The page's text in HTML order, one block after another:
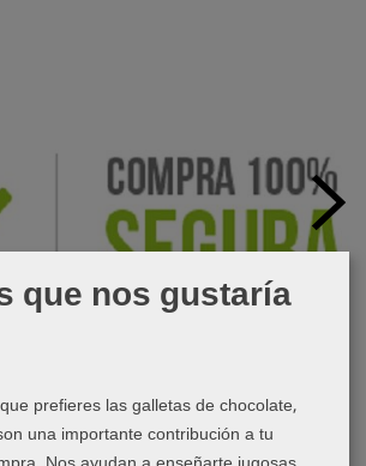
que nos gustaría
prefieres las galletas de chocolate,
una importante contribución a tu